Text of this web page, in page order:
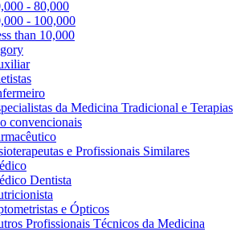
- 80,000
- 100,000
than 10,000
da Medicina Tradicional e Terapias
convencionais
e Profissionais Similares
Dentista
e Ópticos
Profissionais Técnicos da Medicina